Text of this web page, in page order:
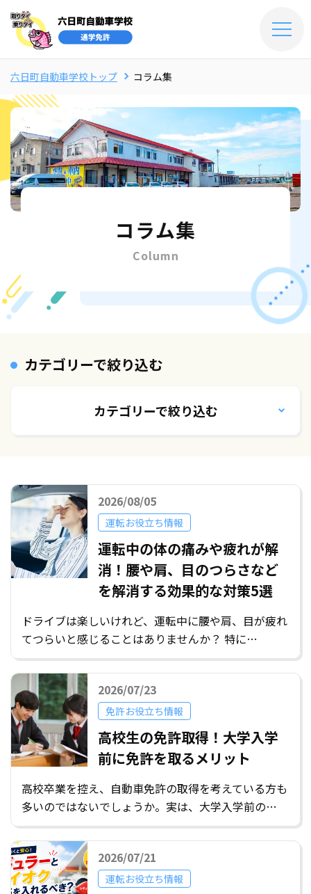
コラム集
Column
六日町自動車学校トップ コラム集
カテゴリーで絞り込む
カテゴリーで絞り込む
2026/08/05
運転お役立ち情報
運転中の体の痛みや疲れが解
消！腰や肩、目のつらさなど
を解消する効果的な対策5選
ドライブは楽しいけれど、運転中に腰や肩、目が疲れ
てつらいと感じることはありませんか？ 特に…
2026/07/23
免許お役立ち情報
高校生の免許取得！大学入学
前に免許を取るメリット
高校卒業を控え、自動車免許の取得を考えている方も
多いのではないでしょうか。実は、大学入学前の…
2026/07/21
運転お役立ち情報